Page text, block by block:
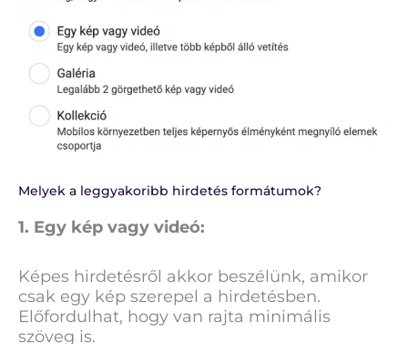
Melyek a leggyakoribb hirdetés formátumok?
1. Egy kép vagy videó:
Képes hirdetésről akkor beszélünk, amikor
csak egy kép szerepel a hirdetésben.
Előfordulhat, hogy van rajta minimális
szöveg is.